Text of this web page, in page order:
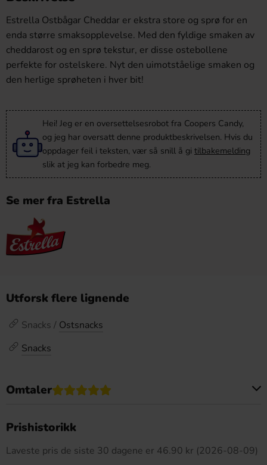
Estrella Ostbågar Cheddar er ekstra store og sprø for en
enda større smaksopplevelse. Med den fyldige smaken av
cheddarost og en sprø tekstur, er disse ostebollene
perfekte for ostelskere. Nyt den uimotståelige smaken og
den herlige sprøheten i hver bit!
Hei! Jeg er en oversettelsesrobot fra Coopers Candy,
og jeg har oversatt denne produktbeskrivelsen. Hvis du
oppdager feil i teksten, vær så snill å gi tilbakemelding
slik at jeg kan forbedre meg.
Se mer fra Estrella
Utforsk flere lignende
Snacks / Ostsnacks
Snacks
Omtaler
Prishistorikk
Laveste pris de siste 30 dagene er 46.90 kr (2026-08-09)